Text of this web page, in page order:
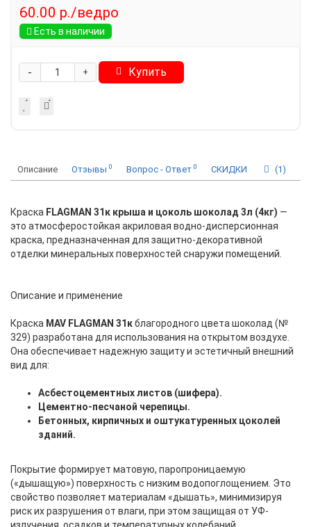
60.00 р./ведро
Есть в наличии
+
- Купить
Описание Отзывы 0 Вопрос - Ответ 0 СКИДКИ (1)
Краска FLAGMAN 31к крыша и цоколь шоколад 3л (4кг) —
это атмосферостойкая акриловая водно-дисперсионная
краска, предназначенная для защитно-декоративной
отделки минеральных поверхностей снаружи помещений.
Описание и применение
Краска MAV FLAGMAN 31кблагородного цвета шоколад (№
329) разработана для использования на открытом воздухе.
Она обеспечивает надежную защиту и эстетичный внешний
вид для:
Асбестоцементных листов (шифера).
Цементно-песчаной черепицы.
Бетонных, кирпичных и оштукатуренных цоколей
зданий.
Покрытие формирует матовую, паропроницаемую
(«дышащую») поверхность с низким водопоглощением. Это
свойство позволяет материалам «дышать», минимизируя
риск их разрушения от влаги, при этом защищая от УФ-